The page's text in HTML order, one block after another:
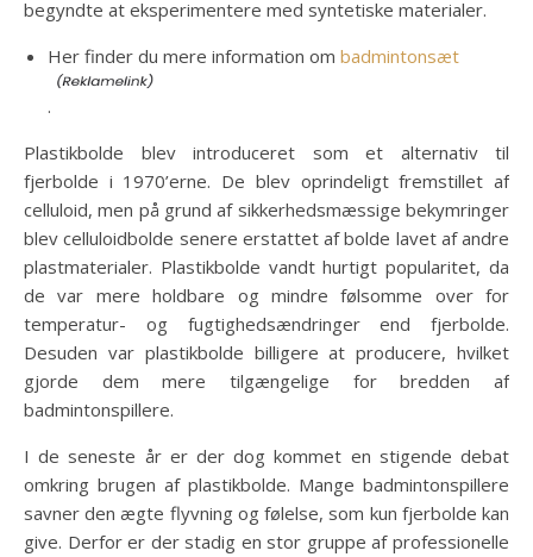
begyndte at eksperimentere med syntetiske materialer.
Her finder du mere information om badmintonsæt
.
Plastikbolde blev introduceret som et alternativ til
fjerbolde i 1970’erne. De blev oprindeligt fremstillet af
celluloid, men på grund af sikkerhedsmæssige bekymringer
blev celluloidbolde senere erstattet af bolde lavet af andre
plastmaterialer. Plastikbolde vandt hurtigt popularitet, da
de var mere holdbare og mindre følsomme over for
temperatur- og fugtighedsændringer end fjerbolde.
Desuden var plastikbolde billigere at producere, hvilket
gjorde dem mere tilgængelige for bredden af
badmintonspillere.
I de seneste år er der dog kommet en stigende debat
omkring brugen af plastikbolde. Mange badmintonspillere
savner den ægte flyvning og følelse, som kun fjerbolde kan
give. Derfor er der stadig en stor gruppe af professionelle